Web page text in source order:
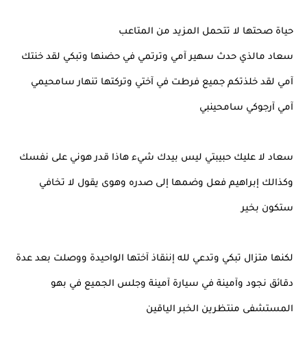
حياة صحتها لا تتحمل المزيد من المتاعب
سعاد مالذي حدث سهير آمي وترتمي في حضنها وتبكي لقد خنتك
آمي لقد خلذتكم جميع فرطت في آختي وتركتها تنهار سامحيمي
آمي آرجوكي سامحينبي
سعاد لا عليك حبيبتي ليس بيدك شيء هاذا قدر هوني على نفسك
وكذالك إبراهيم فعل وضمها إلى صدره وهوى يقول لا تخافي
ستكون بخير
لكنها متزال تبكي وتدعي لله إننقاذ آختها الواحيدة ووصلت بعد عدة
دقائق نجود وآمينة في سيارة آمينة وجلس الجميع في بهو
المستشفى منتظرين الخبر الياقين